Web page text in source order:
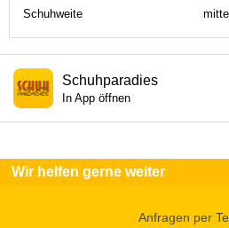
Schuhweite
Schuhparadies
In App öffnen
Wir helfen gerne weiter
Anfragen per